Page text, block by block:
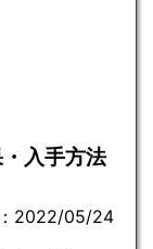
入手方法
2022/05/24